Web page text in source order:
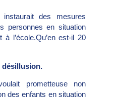
des mesures
personnes en situation
l’école.Qu’en est-il 20
désillusion.
prometteuse non
des enfants en situation